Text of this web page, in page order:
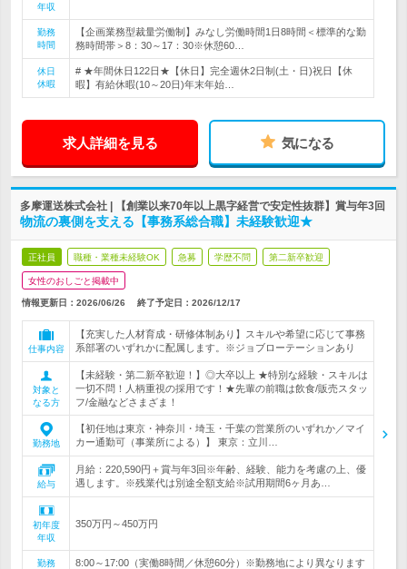
年収
勤務
時間
【企画業務型裁量労働制】みなし労働時間1日8時間＜標準的な勤
務時間帯＞8：30～17：30※休憩60…
休日
休暇
# ★年間休日122日★【休日】完全週休2日制(土・日)祝日【休
暇】有給休暇(10～20日)年末年始…
求人詳細を見る 気になる
多摩運送株式会社 | 【創業以来70年以上黒字経営で安定性抜群】賞与年3回
物流の裏側を支える【事務系総合職】未経験歓迎★
正社員 職種・業種未経験OK 急募 学歴不問 第二新卒歓迎
女性のおしごと掲載中
情報更新日：2026/06/26 終了予定日： 2026/12/17
仕事内容
【充実した人材育成・研修体制あり】スキルや希望に応じて事務
系部署のいずれかに配属します。※ジョブローテーションあり
対象と
なる方
【未経験・第二新卒歓迎！】◎大卒以上 ★特別な経験・スキルは
一切不問！人柄重視の採用です！★先輩の前職は飲食/販売スタッ
フ/金融などさまざま！
勤務地
【初任地は東京・神奈川・埼玉・千葉の営業所のいずれか／マイ
カー通勤可（事業所による）】 東京：立川…
給与
月給：220,590円＋賞与年3回※年齢、経験、能力を考慮の上、優
遇します。※残業代は別途全額支給※試用期間6ヶ月あ…
初年度
年収
350万円～450万円
勤務
8:00～17:00（実働8時間／休憩60分）※勤務地により異なります